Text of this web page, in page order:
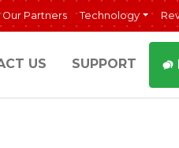
Our Partners Technology
US SUPPORT